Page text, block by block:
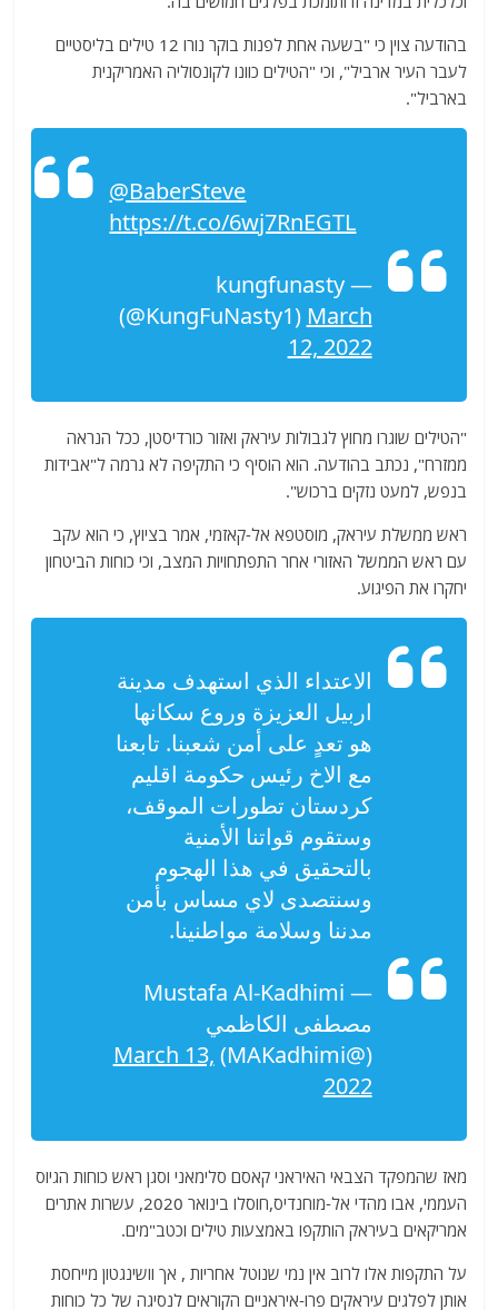
בהודעה צוין כי "בשעה אחת לפנות בוקר נורו 12 טילים בליסטיים
לעבר העיר ארביל", וכי "הטילים כוונו לקונסוליה האמריקנית
בארביל".
@BaberSteve
https://t.co/6wj7RnEGTL
— kungfunasty
(@KungFuNasty1) March
12, 2022
"הטילים שוגרו מחוץ לגבולות עיראק ואזור כורדיסטן, ככל הנראה
ממזרח", נכתב בהודעה. הוא הוסיף כי התקיפה לא גרמה ל"אבידות
בנפש, למעט נזקים ברכוש".
ראש ממשלת עיראק, מוסטפא אל-קאזמי, אמר בציוץ, כי הוא עקב
עם ראש הממשל האזורי אחר התפתחויות המצב, וכי כוחות הביטחון
יחקרו את הפיגוע.
الاعتداء الذي استهدف مدينة
اربيل العزيزة وروع سكانها
هو تعدٍ على أمن شعبنا. تابعنا
مع الاخ رئيس حكومة اقليم
كردستان تطورات الموقف،
وستقوم قواتنا الأمنية
بالتحقيق في هذا الهجوم
وسنتصدى لاي مساس بأمن
مدننا وسلامة مواطنينا.
— Mustafa Al-Kadhimi
مصطفى الكاظمي
(@MAKadhimi)
March 13,
2022
מאז שהמפקד הצבאי האיראני קאסם סלימאני וסגן ראש כוחות הגיוס
העממי, אבו מהדי אל-מוחנדיס,חוסלו בינואר 2020, עשרות אתרים
אמריקאים בעיראק הותקפו באמצעות טילים וכטב"מים.
על התקפות אלו לרוב אין נמי שנוטל אחריות , אך וושינגטון מייחסת
אותן לפלגים עיראקים פרו-איראניים הקוראים לנסיגה של כל כוחות